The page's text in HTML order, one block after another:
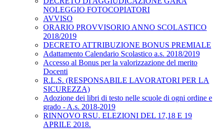
NOLEGGIO FOTOCOPIATORI
AVVISO
ORARIO PROVVISORIO ANNO SCOLASTICO
2018/2019
DECRETO ATTRIBUZIONE BONUS PREMIALE
Adattamento Calendario Scolastico a.s. 2018/2019
Accesso al Bonus per la valorizzazione del merito
Docenti
R.L.S. (RESPONSABILE LAVORATORI PER LA
SICUREZZA)
Adozione dei libri di testo nelle scuole di ogni ordine e
grado - A.s. 2018-2019
RINNOVO RSU. ELEZIONI DEL 17,18 E 19
APRILE 2018.